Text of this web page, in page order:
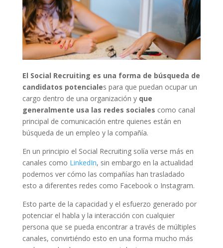
El Social Recruiting es una forma de búsqueda de
candidatos potenciales para que puedan ocupar un
cargo dentro de una organización y que
generalmente usa las redes sociales como canal
principal de comunicación entre quienes están en
búsqueda de un empleo y la compañía.
En un principio el Social Recruiting solía verse más en
canales como LinkedIn, sin embargo en la actualidad
podemos ver cómo las compañías han trasladado
esto a diferentes redes como Facebook o Instagram.
Esto parte de la capacidad y el esfuerzo generado por
potenciar el habla y la interacción con cualquier
persona que se pueda encontrar a través de múltiples
canales, convirtiéndo esto en una forma mucho más